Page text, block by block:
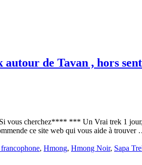
de Tavan , hors
vous cherchez**** *** Un Vrai trek 1
ce site web qui vous aide à trouver
, Hmong, Hmong Noir, Sapa